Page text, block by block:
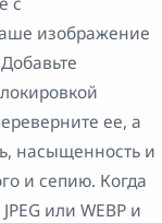
изображение
ее, а
насыщенность и
и сепию. Когда
или WEBP и